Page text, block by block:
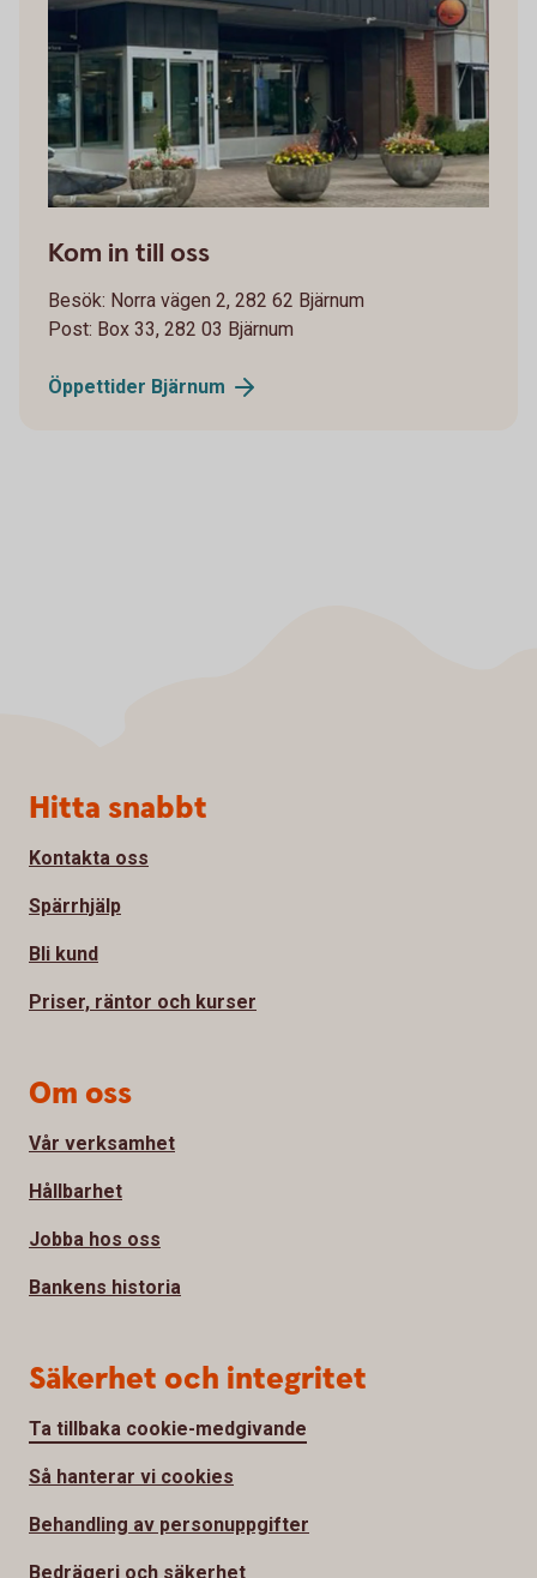
Kom in till oss
Besök: Norra vägen 2, 282 62 Bjärnum
Post: Box 33, 282 03 Bjärnum
Öppettider Bjärnum
Sidfot
Hitta snabbt
Kontakta oss
Spärrhjälp
Bli kund
Priser, räntor och kurser
Om oss
Vår verksamhet
Hållbarhet
Jobba hos oss
Bankens historia
Säkerhet och integritet
Ta tillbaka cookie-medgivande
Så hanterar vi cookies
Behandling av personuppgifter
Bedrägeri och säkerhet